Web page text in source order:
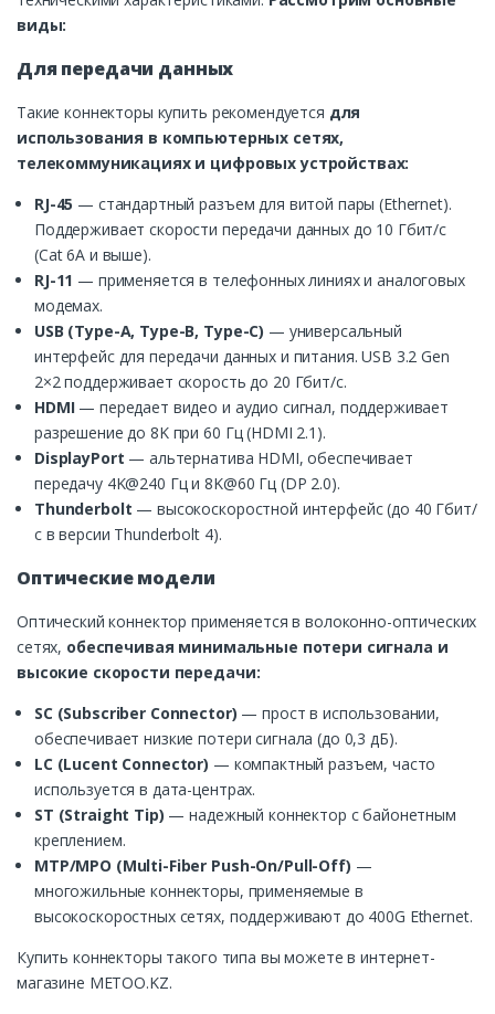
виды:
Для передачи данных
Такие коннекторы купить рекомендуется для
использования в компьютерных сетях,
телекоммуникациях и цифровых устройствах:
RJ-45 — стандартный разъем для витой пары (Ethernet).
Поддерживает скорости передачи данных до 10 Гбит/с
(Cat 6A и выше).
RJ-11 — применяется в телефонных линиях и аналоговых
модемах.
USB (Type-A, Type-B, Type-C) — универсальный
интерфейс для передачи данных и питания. USB 3.2 Gen
2×2 поддерживает скорость до 20 Гбит/с.
HDMI — передает видео и аудио сигнал, поддерживает
разрешение до 8K при 60 Гц (HDMI 2.1).
DisplayPort — альтернатива HDMI, обеспечивает
передачу 4K@240 Гц и 8K@60 Гц (DP 2.0).
Thunderbolt — высокоскоростной интерфейс (до 40 Гбит/
с в версии Thunderbolt 4).
Оптические модели
Оптический коннектор применяется в волоконно-оптических
сетях, обеспечивая минимальные потери сигнала и
высокие скорости передачи:
SC (Subscriber Connector) — прост в использовании,
обеспечивает низкие потери сигнала (до 0,3 дБ).
LC (Lucent Connector) — компактный разъем, часто
используется в дата-центрах.
ST (Straight Tip) — надежный коннектор с байонетным
креплением.
MTP/MPO (Multi-Fiber Push-On/Pull-Off) —
многожильные коннекторы, применяемые в
высокоскоростных сетях, поддерживают до 400G Ethernet.
Купить коннекторы такого типа вы можете в интернет-
магазине METOO.KZ.